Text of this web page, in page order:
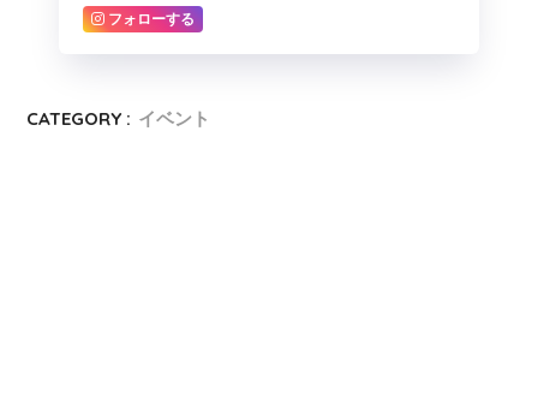
フォローする
CATEGORY : イベント